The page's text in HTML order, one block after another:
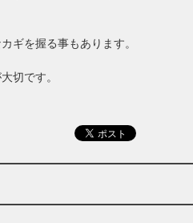
ギを握る事もあります。
切です。